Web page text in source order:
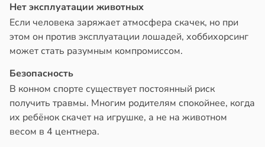
Нет эксплуатации животных
Если человека заряжает атмосфера скачек, но при
этом он против эксплуатации лошадей, хоббихорсинг
может стать разумным компромиссом.
Безопасность
В конном спорте существует постоянный риск
получить травмы. Многим родителям спокойнее, когда
их ребёнок скачет на игрушке, а не на животном
весом в 4 центнера.